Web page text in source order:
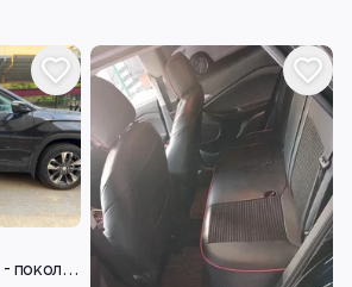
Chevrolet Tracker IV - поколение